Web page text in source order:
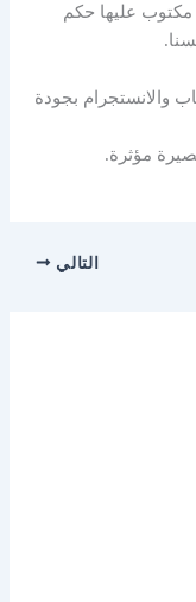
مكتوب عليها حكم
والانستجرام بجودة
مؤثرة.
التالي